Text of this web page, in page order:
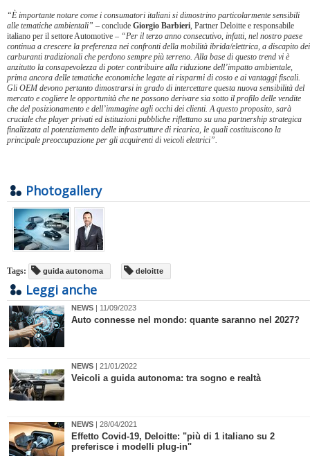
“È importante notare come i consumatori italiani si dimostrino particolarmente sensibili
alle tematiche ambientali” – conclude Giorgio Barbieri, Partner Deloitte e responsabile
italiano per il settore Automotive – “Per il terzo anno consecutivo, infatti, nel nostro paese
continua a crescere la preferenza nei confronti della mobilità ibrida/elettrica, a discapito dei
carburanti tradizionali che perdono sempre più terreno. Alla base di questo trend vi è
anzitutto la consapevolezza di poter contribuire alla riduzione dell’impatto ambientale,
prima ancora delle tematiche economiche legate ai risparmi di costo e ai vantaggi fiscali.
Gli OEM devono pertanto dimostrarsi in grado di intercettare questa nuova sensibilità del
mercato e cogliere le opportunità che ne possono derivare sia sotto il profilo delle vendite
che del posizionamento e dell’immagine agli occhi dei clienti. A questo proposito, sarà
cruciale che player privati ed istituzioni pubbliche riflettano su una partnership strategica
finalizzata al potenziamento delle infrastrutture di ricarica, le quali costituiscono la
principale preoccupazione per gli acquirenti di veicoli elettrici”.
Photogallery
Tags: guida autonoma deloitte
Leggi anche
NEWS | 11/09/2023
Auto connesse nel mondo: quante saranno nel 2027?
NEWS | 21/01/2022
Veicoli a guida autonoma: tra sogno e realtà
NEWS | 28/04/2021
Effetto Covid-19, Deloitte: "più di 1 italiano su 2
preferisce i modelli plug-in"